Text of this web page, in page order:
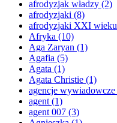
afrodyzjak władzy (2)
afrodyzjaki (8)
afrodyzjaki XXI wieku
Afryka (10)
Aga Zaryan (1)
Agafia (5)
Agata (1)
Agata Christie (1)
agencje wywiadowcze
agent (1)
agent 007 (3)